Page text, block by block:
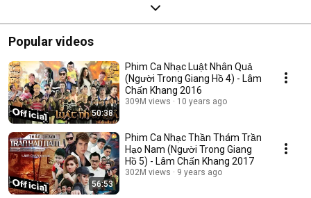
Popular videos
50:38
Phim Ca Nhạc Luật Nhân Quả
(Người Trong Giang Hồ 4) - Lâm
Chấn Khang 2016
309M views 10 years ago
56:53
Phim Ca Nhạc Thần Thám Trần
Hạo Nam (Người Trong Giang
Hồ 5) - Lâm Chấn Khang 2017
302M views 9 years ago